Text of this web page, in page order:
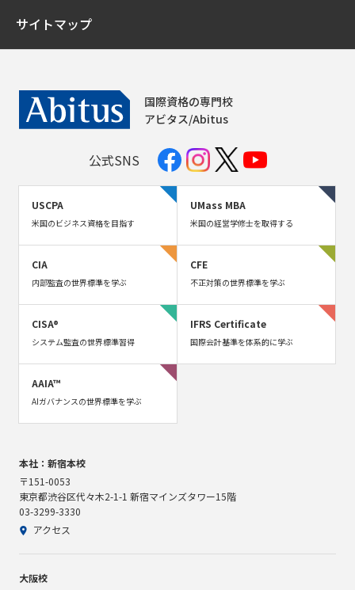
サイトマップ
国際資格の専門校
アビタス/Abitus
公式SNS
USCPA
米国のビジネス資格を目指す
UMass MBA
米国の経営学修士を取得する
CIA
内部監査の世界標準を学ぶ
CFE
不正対策の世界標準を学ぶ
CISA®
システム監査の世界標準習得
IFRS Certificate
国際会計基準を体系的に学ぶ
AAIA™
AIガバナンスの世界標準を学ぶ
本社：新宿本校
〒151-0053
東京都渋谷区代々木2-1-1 新宿マインズタワー15階
03-3299-3330
アクセス
大阪校